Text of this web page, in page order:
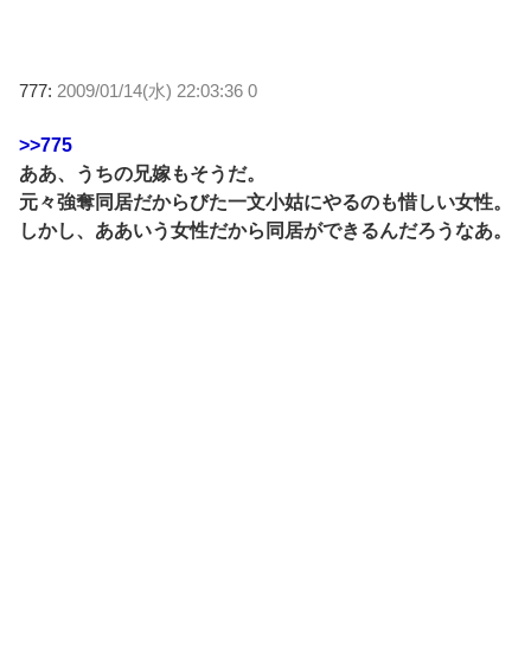
777: 2009/01/14(水) 22:03:36 0
>>775
ああ、うちの兄嫁もそうだ。
元々強奪同居だからびた一文小姑にやるのも惜しい女性。
しかし、ああいう女性だから同居ができるんだろうなあ。